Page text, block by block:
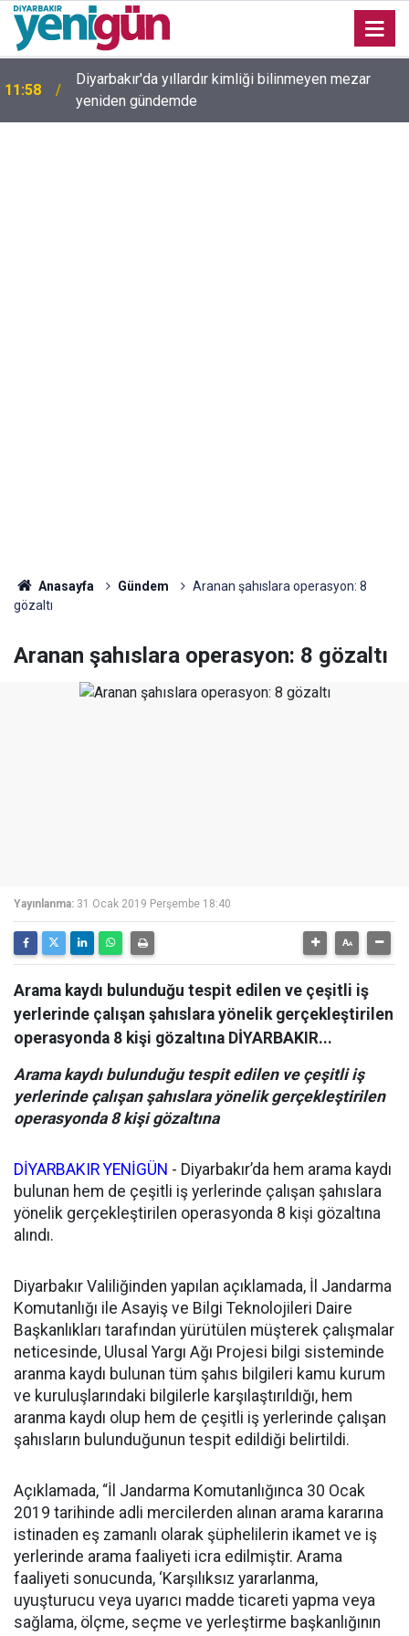
Diyarbakır'da yıllardır kimliği bilinmeyen mezar
yeniden gündemde
11:43 Diyarbakır’da inek az sahibine saldırdı
Anasayfa Gündem
Aranan şahıslara operasyon: 8
gözaltı
Aranan şahıslara operasyon: 8 gözaltı
Yayınlanma: 31 Ocak 2019 Perşembe 18:40
Arama kaydı bulunduğu tespit edilen ve çeşitli iş
yerlerinde çalışan şahıslara yönelik gerçekleştirilen
operasyonda 8 kişi gözaltına DİYARBAKIR...
Arama kaydı bulunduğu tespit edilen ve çeşitli iş
yerlerinde çalışan şahıslara yönelik gerçekleştirilen
operasyonda 8 kişi gözaltına
DİYARBAKIR YENİGÜN - Diyarbakır’da hem arama kaydı
bulunan hem de çeşitli iş yerlerinde çalışan şahıslara
yönelik gerçekleştirilen operasyonda 8 kişi gözaltına
alındı.
Diyarbakır Valiliğinden yapılan açıklamada, İl Jandarma
Komutanlığı ile Asayiş ve Bilgi Teknolojileri Daire
Başkanlıkları tarafından yürütülen müşterek çalışmalar
neticesinde, Ulusal Yargı Ağı Projesi bilgi sisteminde
aranma kaydı bulunan tüm şahıs bilgileri kamu kurum
ve kuruluşlarındaki bilgilerle karşılaştırıldığı, hem
aranma kaydı olup hem de çeşitli iş yerlerinde çalışan
şahısların bulunduğunun tespit edildiği belirtildi.
Açıklamada, “İl Jandarma Komutanlığınca 30 Ocak
2019 tarihinde adli mercilerden alınan arama kararına
istinaden eş zamanlı olarak şüphelilerin ikamet ve iş
yerlerinde arama faaliyeti icra edilmiştir. Arama
faaliyeti sonucunda, ‘Karşılıksız yararlanma,
uyuşturucu veya uyarıcı madde ticareti yapma veya
sağlama, ölçme, seçme ve yerleştirme başkanlığının